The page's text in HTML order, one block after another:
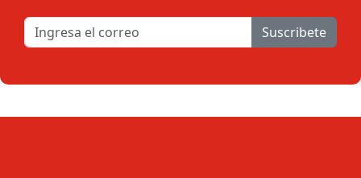
Suscribete